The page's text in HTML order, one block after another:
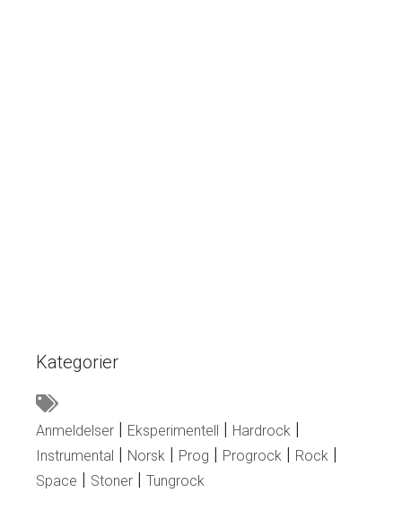
Kategorier
Anmeldelser Eksperimentell
Hardrock
Instrumental
Norsk Prog Progrock
Rock
Space
Stoner Tungrock